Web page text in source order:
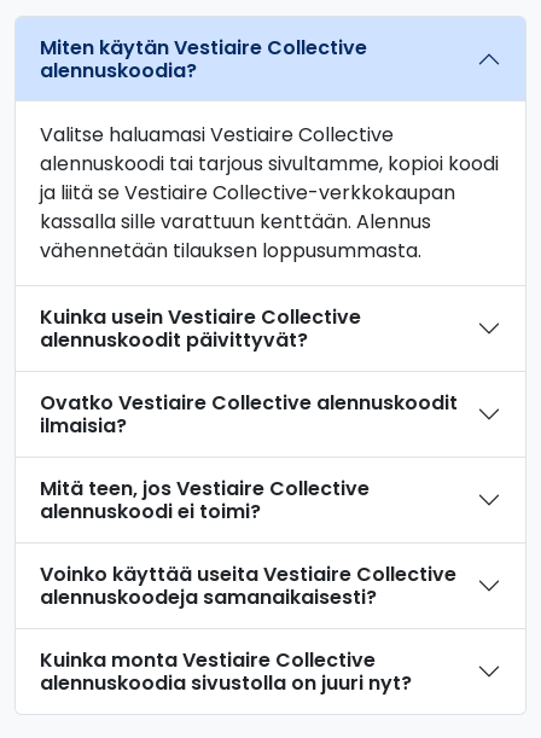
Miten käytän Vestiaire Collective
alennuskoodia?
Valitse haluamasi Vestiaire Collective
alennuskoodi tai tarjous sivultamme, kopioi koodi
ja liitä se Vestiaire Collective-verkkokaupan
kassalla sille varattuun kenttään. Alennus
vähennetään tilauksen loppusummasta.
Kuinka usein Vestiaire Collective
alennuskoodit päivittyvät?
Ovatko Vestiaire Collective alennuskoodit
ilmaisia?
Mitä teen, jos Vestiaire Collective
alennuskoodi ei toimi?
Voinko käyttää useita Vestiaire Collective
alennuskoodeja samanaikaisesti?
Kuinka monta Vestiaire Collective
alennuskoodia sivustolla on juuri nyt?